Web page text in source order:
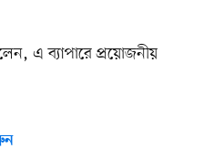
এ ব্যাপারে প্রয়োজনীয়